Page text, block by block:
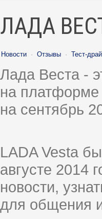
ЛАДА
Новости · Отзывы · Тест-
Лада Веста -
на платформе
на сентябрь
LADA Vesta
августе 2014
новости,
для общения